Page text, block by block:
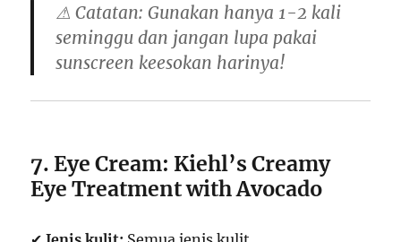
⚠Catatan: Gunakan hanya 1-2 kali
seminggu dan jangan lupa pakai
sunscreen keesokan harinya!
7. Eye Cream: Kiehl’s Creamy
Eye Treatment with Avocado